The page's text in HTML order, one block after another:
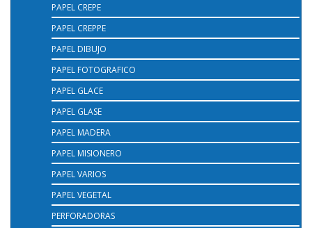
PAPEL CREPE
PAPEL CREPPE
PAPEL DIBUJO
PAPEL FOTOGRAFICO
PAPEL GLACE
PAPEL GLASE
PAPEL MADERA
PAPEL MISIONERO
PAPEL VARIOS
PAPEL VEGETAL
PERFORADORAS